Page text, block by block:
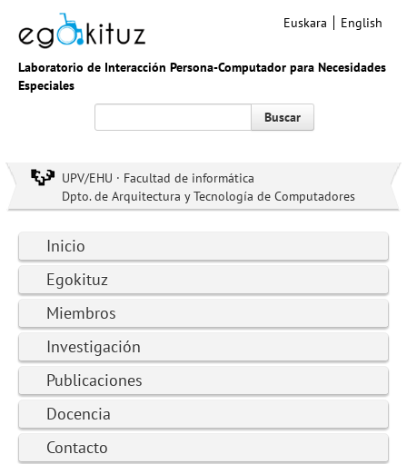
Laboratorio de Interacción Persona-Computador para Necesidades
Especiales
Euskara English
Buscar
UPV/EHU · Facultad de informática
Dpto. de Arquitectura y Tecnología de Computadores
Inicio
Egokituz
Miembros
Investigación
Publicaciones
Docencia
Contacto